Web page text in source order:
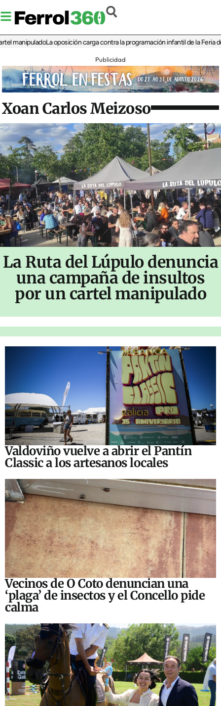
La oposición carga contra la programación infantil de la Feria de la
Publicidad
Xoan Carlos Meizoso
La Ruta del Lúpulo denuncia
una campaña de insultos
por un cartel manipulado
Valdoviño vuelve a abrir el Pantín
Classic a los artesanos locales
Vecinos de O Coto denuncian una
‘plaga’ de insectos y el Concello pide
calma